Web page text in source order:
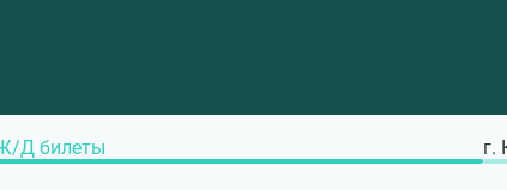
Д билеты г.